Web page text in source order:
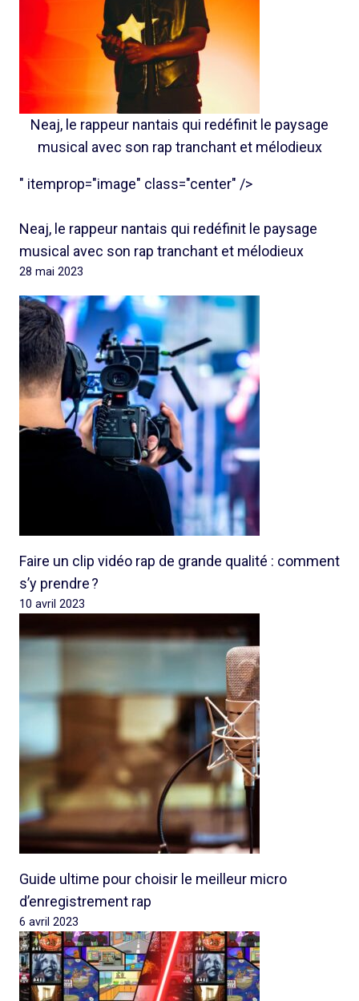
Neaj, le rappeur nantais qui redéfinit le paysage
musical avec son rap tranchant et mélodieux
" itemprop="image" class="center" />
Neaj, le rappeur nantais qui redéfinit le paysage
musical avec son rap tranchant et mélodieux
28 mai 2023
Faire un clip vidéo rap de grande qualité : comment
s’y prendre ?
10 avril 2023
Guide ultime pour choisir le meilleur micro
d’enregistrement rap
6 avril 2023